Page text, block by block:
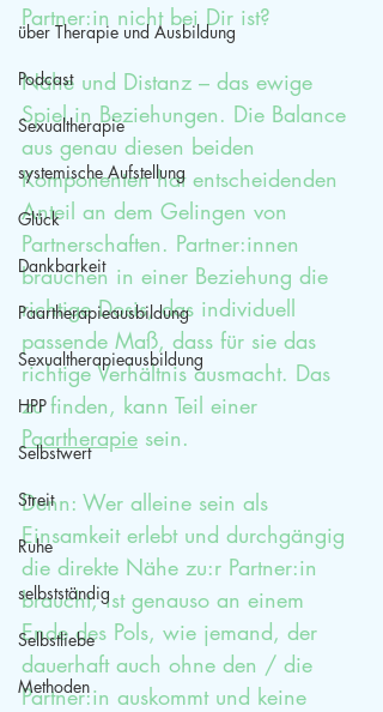
über Therapie und Ausbildung
Podcast
Sexualtherapie
systemische Aufstellung
Glück
Dankbarkeit
Paartherapieausbildung
Sexualtherapieausbildung
HPP
Selbstwert
Streit
Ruhe
selbstständig
Selbstliebe
Methoden
Partner:in nicht bei Dir ist?
Nähe und Distanz – das ewige
Spiel in Beziehungen. Die Balance
aus genau diesen beiden
Komponenten hat entscheidenden
Anteil an dem Gelingen von
Partnerschaften. Partner:innen
brauchen in einer Beziehung die
richtige Dosis, das individuell
passende Maß, dass für sie das
richtige Verhältnis ausmacht. Das
zu finden, kann Teil einer
Paartherapie sein.
Denn: Wer alleine sein als
Einsamkeit erlebt und durchgängig
die direkte Nähe zu:r Partner:in
braucht, ist genauso an einem
Ende des Pols, wie jemand, der
dauerhaft auch ohne den / die
Partner:in auskommt und keine